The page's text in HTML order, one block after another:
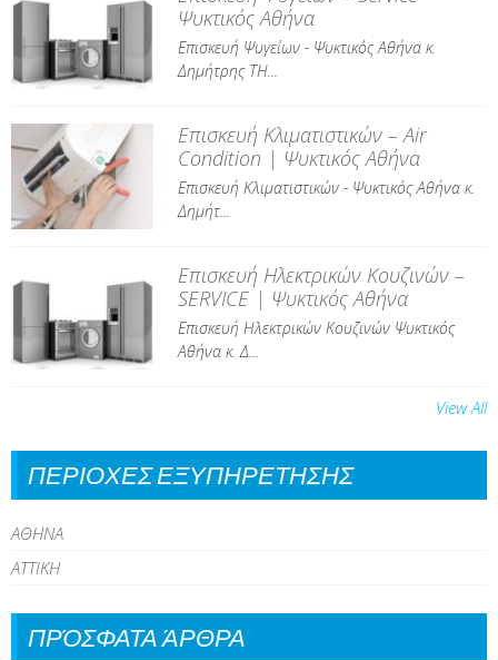
Ψυκτικός Αθήνα
Επισκευή Ψυγείων - Ψυκτικός Αθήνα κ.
Δημήτρης ΤΗ...
Επισκευή Κλιματιστικών – Air
Condition | Ψυκτικός Αθήνα
Επισκευή Κλιματιστικών - Ψυκτικός Αθήνα κ.
Δημήτ...
Επισκευή Ηλεκτρικών Κουζινών –
SERVICE | Ψυκτικός Αθήνα
Επισκευή Ηλεκτρικών Κουζινών Ψυκτικός
Αθήνα κ. Δ...
View All
ΠΕΡΙΟΧΕΣ ΕΞΥΠΗΡΕΤΗΣΗΣ
ΑΘΗΝΑ
ΑΤΤΙΚΗ
ΠΡΌΣΦΑΤΑ ΆΡΘΡΑ